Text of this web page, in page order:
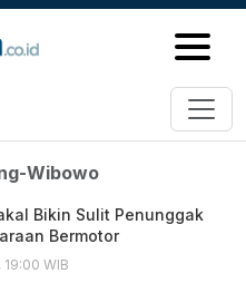
Wibowo
Bikin Sulit Penunggak
Bermotor
WIB